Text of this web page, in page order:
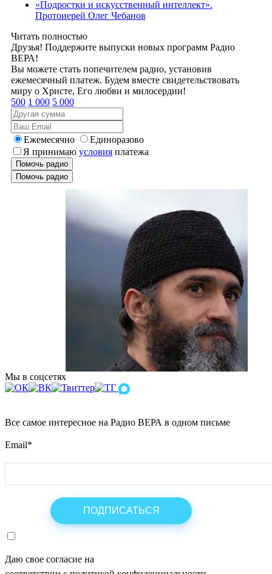
«Подростки и искусственный интеллект».
Протоиерей Олег Чебанов
Читать полностью
Друзья! Поддержите выпуски новых программ Радио
ВЕРА!
Вы можете стать попечителем радио, установив
ежемесячный платеж. Будем вместе свидетельствовать
миру о Христе, Его любви и милосердии!
500 1 000 5 000
Ежемесячно
Единоразово
Я принимаю условия платежа
Помочь радио
Помочь радио
Мы в соцсетях
Все самое интересное на Радио ВЕРА в одном письме
Email*
Даю свое согласие на